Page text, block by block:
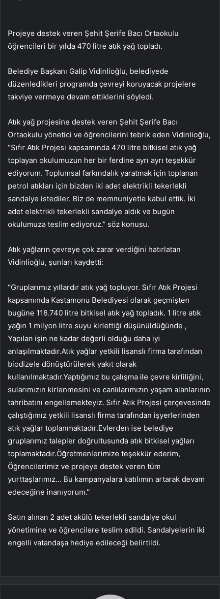
Projeye destek veren Şehit Şerife Bacı Ortaokulu
öğrencileri bir yılda 470 litre atık yağ topladı.
Belediye Başkanı Galip Vidinlioğlu, belediyede
düzenledikleri programda çevreyi koruyacak projelere
takviye vermeye devam ettiklerini söyledi.
Atık yağ projesine destek veren Şehit Şerife Bacı
Ortaokulu yönetici ve öğrencilerini tebrik eden Vidinlioğlu,
“Sıfır Atık Projesi kapsamında 470 litre bitkisel atık yağ
toplayan okulumuzun her bir ferdine ayrı ayrı teşekkür
ediyorum. Toplumsal farkındalık yaratmak için toplanan
petrol atıkları için bizden iki adet elektrikli tekerlekli
sandalye istediler. Biz de memnuniyetle kabul ettik. İki
adet elektrikli tekerlekli sandalye aldık ve bugün
okulumuza teslim ediyoruz.” söz konusu.
Atık yağların çevreye çok zarar verdiğini hatırlatan
Vidinlioğlu, şunları kaydetti:
“Gruplarımız yıllardır atık yağ topluyor. Sıfır Atık Projesi
kapsamında Kastamonu Belediyesi olarak geçmişten
bugüne 118.740 litre bitkisel atık yağ topladık. 1 litre atık
yağın 1 milyon litre suyu kirlettiği düşünüldüğünde ,
Yapılan işin ne kadar değerli olduğu daha iyi
anlaşılmaktadır.Atık yağlar yetkili lisanslı firma tarafından
biodizele dönüştürülerek yakıt olarak
kullanılmaktadır.Yaptığımız bu çalışma ile çevre kirliliğini,
sularımızın kirlenmesini ve canlılarımızın yaşam alanlarının
tahribatını engellemekteyiz. Sıfır Atık Projesi çerçevesinde
çalıştığımız yetkili lisanslı firma tarafından işyerlerinden
atık yağlar toplanmaktadır.Evlerden ise belediye
gruplarımız talepler doğrultusunda atık bitkisel yağları
toplamaktadır.Öğretmenlerimize teşekkür ederim,
Öğrencilerimiz ve projeye destek veren tüm
yurttaşlarımız… Bu kampanyalara katılımın artarak devam
edeceğine inanıyorum.”
Satın alınan 2 adet akülü tekerlekli sandalye okul
yönetimine ve öğrencilere teslim edildi. Sandalyelerin iki
engelli vatandaşa hediye edileceği belirtildi.